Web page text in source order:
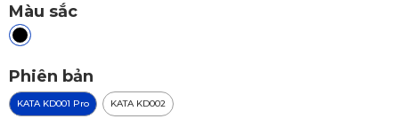
Màu sắc
Phiên bản
KATA KD001 Pro KATA KD002